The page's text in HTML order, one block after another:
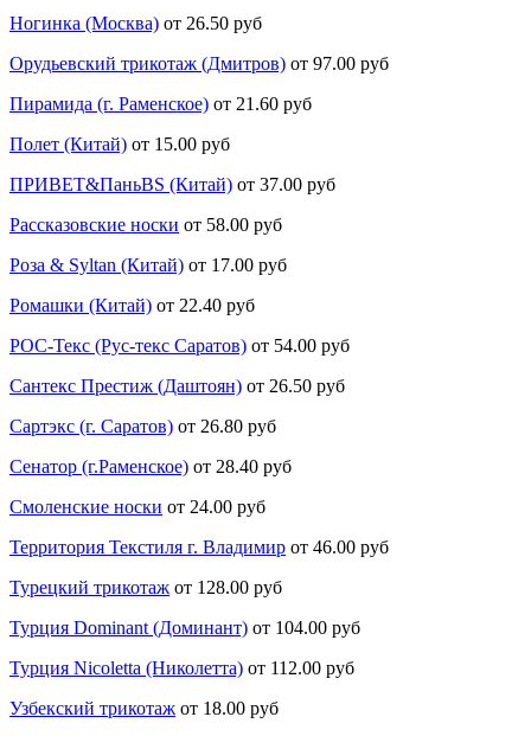
Ногинка (Москва) от 26.50 руб
Орудьевский трикотаж (Дмитров) от 97.00 руб
Пирамида (г. Раменское) от 21.60 руб
Полет (Китай) от 15.00 руб
ПРИВЕТ&ПаньBS (Китай) от 37.00 руб
Рассказовские носки от 58.00 руб
Роза & Syltan (Китай) от 17.00 руб
Ромашки (Китай) от 22.40 руб
РОС-Текс (Рус-текс Саратов) от 54.00 руб
Сантекс Престиж (Даштоян) от 26.50 руб
Сартэкс (г. Саратов) от 26.80 руб
Сенатор (г.Раменское) от 28.40 руб
Смоленские носки от 24.00 руб
Территория Текстиля г. Владимир от 46.00 руб
Турецкий трикотаж от 128.00 руб
Турция Dominant (Доминант) от 104.00 руб
Турция Nicoletta (Николетта) от 112.00 руб
Узбекский трикотаж от 18.00 руб